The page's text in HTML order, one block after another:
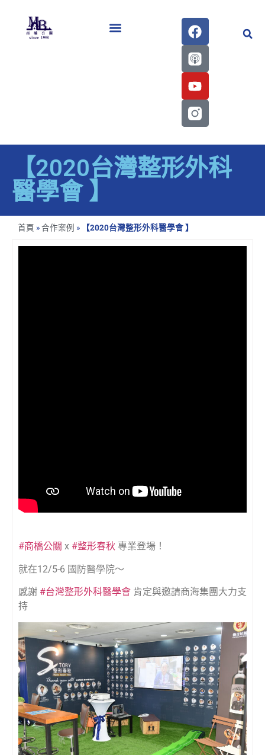
【2020台灣整形外科
醫學會 】
首頁 »合作案例 » 【2020台灣整形外科醫學會 】
#商橋公關 x #整形春秋 專業登場！
就在12/5-6 國防醫學院～
感謝 #台灣整形外科醫學會 肯定與邀請商海集團大力支
持